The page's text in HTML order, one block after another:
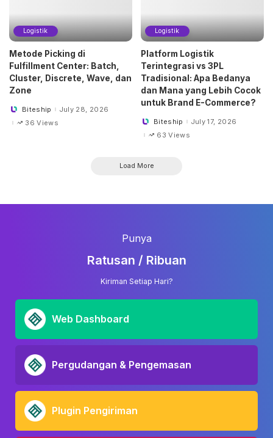
Logistik
Metode Picking di
Fulfillment Center: Batch,
Cluster, Discrete, Wave, dan
Zone
PostedBiteship
July 28, 2026
36 Views
Logistik
Platform Logistik
Terintegrasi vs 3PL
Tradisional: Apa Bedanya
dan Mana yang Lebih Cocok
untuk Brand E-Commerce?
PostedBiteship
July 17, 2026
63 Views
Load More
Punya
Ratusan / Ribuan
Kiriman Setiap Hari?
Web Dashboard
Pergudangan & Pengemasan
Plugin Pengiriman